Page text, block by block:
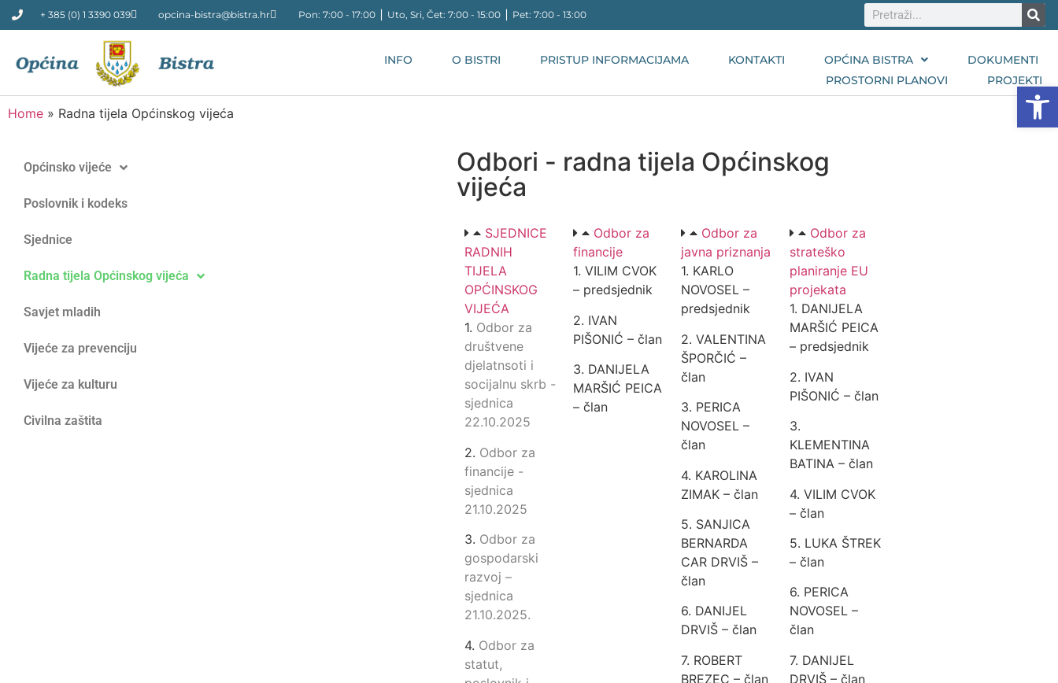
+ 385 (0) 1 3390 039 opcina-bistra@bistra.hr Pon: 7:00 - 17:00 ⎪ Uto, Sri, Čet: 7:00 - 15:00 ⎪ Pet: 7:00 - 13:00
INFO O BISTRI PRISTUP INFORMACIJAMA KONTAKTI OPĆINA BISTRA
DOKUMENTI
PROSTORNI PLANOVI
PROJEKTI
Home » Radna tijela Općinskog vijeća
Općinsko vijeće
Poslovnik i kodeks
Sjednice
Radna tijela Općinskog vijeća
Savjet mladih
Vijeće za prevenciju
Vijeće za kulturu
Civilna zaštita
Odbori - radna tijela Općinskog
vijeća
SJEDNICE
RADNIH
TIJELA
OPĆINSKOG
VIJEĆA
1. Odbor za
društvene
djelatnsoti i
socijalnu skrb -
sjednica
22.10.2025
2. Odbor za
financije -
sjednica
21.10.2025
3. Odbor za
gospodarski
razvoj –
sjednica
21.10.2025.
4. Odbor za
statut,
Odbor za
financije
1. VILIM CVOK
– predsjednik
2. IVAN
PIŠONIĆ – član
3. DANIJELA
MARŠIĆ PEICA
– član
Odbor za
javna priznanja
1. KARLO
NOVOSEL –
predsjednik
2. VALENTINA
ŠPORČIĆ –
član
3. PERICA
NOVOSEL –
član
4. KAROLINA
ZIMAK – član
5. SANJICA
BERNARDA
CAR DRVIŠ –
član
6. DANIJEL
DRVIŠ – član
7. ROBERT
BREZEC – član
Odbor za
strateško
planiranje EU
projekata
1. DANIJELA
MARŠIĆ PEICA
– predsjednik
2. IVAN
PIŠONIĆ – član
3.
KLEMENTINA
BATINA – član
4. VILIM CVOK
– član
5. LUKA ŠTREK
– član
6. PERICA
NOVOSEL –
član
7. DANIJEL
DRVIŠ – član